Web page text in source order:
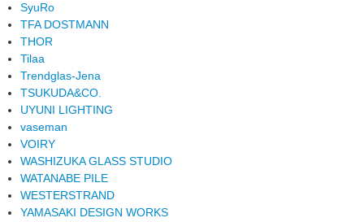
SyuRo
TFA DOSTMANN
THOR
Tilaa
Trendglas-Jena
TSUKUDA&CO.
UYUNI LIGHTING
vaseman
VOIRY
WASHIZUKA GLASS STUDIO
WATANABE PILE
WESTERSTRAND
YAMASAKI DESIGN WORKS